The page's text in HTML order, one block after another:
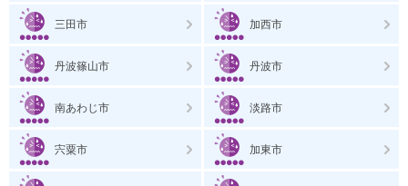
三田市 加西市
丹波篠山市 丹波市
南あわじ市 淡路市
宍粟市 加東市